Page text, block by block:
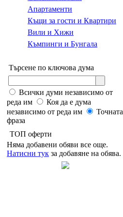
Апартаменти
Къщи за гости и Квартири
Вили и Хижи
Къмпинги и Бунгала
Търсене по ключова дума
Всички думи независимо от
реда им
Коя да е дума
независимо от реда им
Точната
фраза
ТОП оферти
Няма добавени обяви все още.
Натисни тук за добавяне на обява.